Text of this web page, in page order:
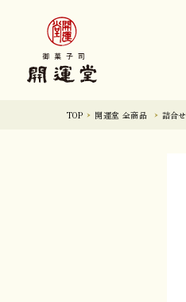
TOP 開運堂 全商品 詰合せ